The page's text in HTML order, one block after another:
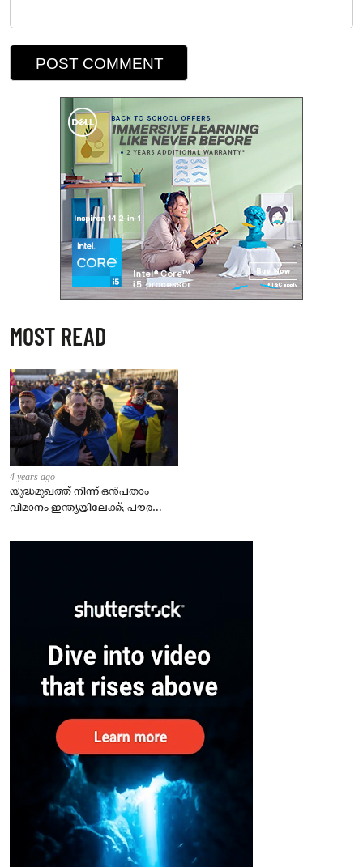
MOST READ
4 years ago
യുദ്ധമുഖത്ത് നിന്ന് ഒൻപതാം
വിമാനം ഇന്ത്യയിലേക്ക്; പൗരന്മാർ
– കേന്ദ്രം